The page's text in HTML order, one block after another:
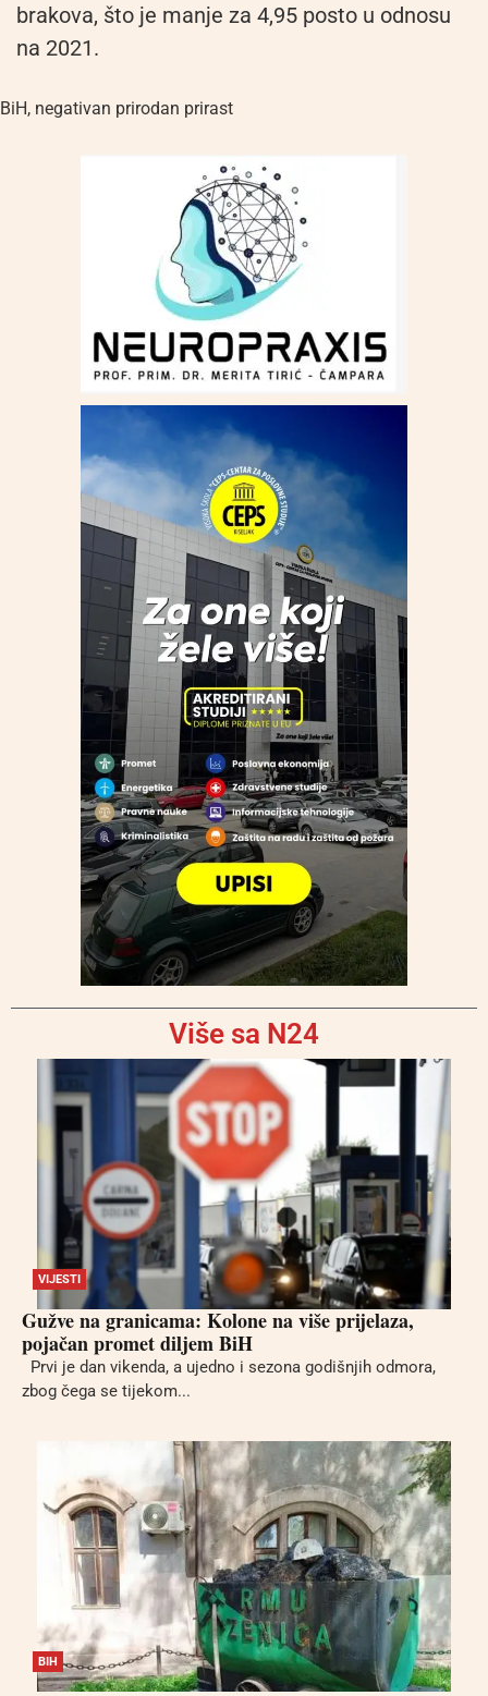
brakova, što je manje za 4,95 posto u odnosu
na 2021.
BiH, negativan prirodan prirast
Više sa N24
VIJESTI
Gužve na granicama: Kolone na više prijelaza,
pojačan promet diljem BiH
Prvi je dan vikenda, a ujedno i sezona godišnjih odmora,
zbog čega se tijekom...
BIH